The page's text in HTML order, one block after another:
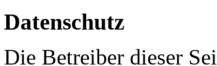
Datenschutz
Die Betreiber dieser